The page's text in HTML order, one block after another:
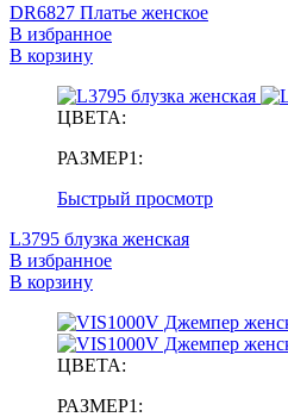
DR6827 Платье женское
В избранное
В корзину
ЦВЕТА:
РАЗМЕР1:
Быстрый просмотр
L3795 блузка женская
В избранное
В корзину
ЦВЕТА:
РАЗМЕР1: